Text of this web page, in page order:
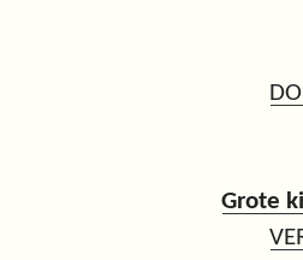
Grote